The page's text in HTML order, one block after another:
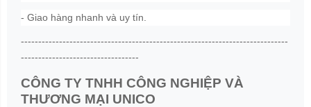
- Giao hàng nhanh và uy tín.
-----------------------------------------------------------------------------
----------------------------------
CÔNG TY TNHH CÔNG NGHIỆP VÀ
THƯƠNG MẠI UNICO